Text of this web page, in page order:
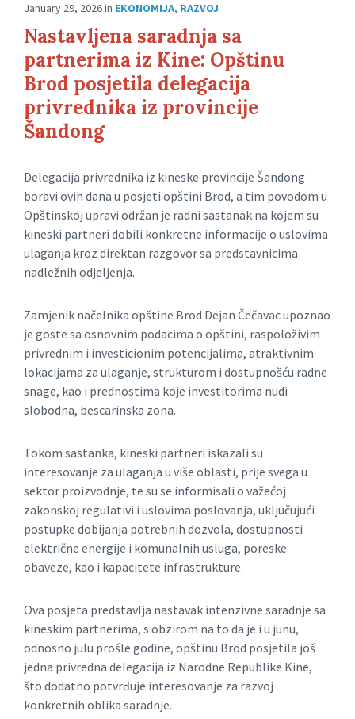
January 29, 2026in EKONOMIJA, RAZVOJ
Nastavljena saradnja sa
partnerima iz Kine: Opštinu
Brod posjetila delegacija
privrednika iz provincije
Šandong
Delegacija privrednika iz kineske provincije Šandong
boravi ovih dana u posjeti opštini Brod, a tim povodom u
Opštinskoj upravi održan je radni sastanak na kojem su
kineski partneri dobili konkretne informacije o uslovima
ulaganja kroz direktan razgovor sa predstavnicima
nadležnih odjeljenja.
Zamjenik načelnika opštine Brod Dejan Čečavac upoznao
je goste sa osnovnim podacima o opštini, raspoloživim
privrednim i investicionim potencijalima, atraktivnim
lokacijama za ulaganje, strukturom i dostupnošću radne
snage, kao i prednostima koje investitorima nudi
slobodna, bescarinska zona.
Tokom sastanka, kineski partneri iskazali su
interesovanje za ulaganja u više oblasti, prije svega u
sektor proizvodnje, te su se informisali o važećoj
zakonskoj regulativi i uslovima poslovanja, uključujući
postupke dobijanja potrebnih dozvola, dostupnosti
električne energije i komunalnih usluga, poreske
obaveze, kao i kapacitete infrastrukture.
Ova posjeta predstavlja nastavak intenzivne saradnje sa
kineskim partnerima, s obzirom na to da je i u junu,
odnosno julu prošle godine, opštinu Brod posjetila još
jedna privredna delegacija iz Narodne Republike Kine,
što dodatno potvrđuje interesovanje za razvoj
konkretnih oblika saradnje.